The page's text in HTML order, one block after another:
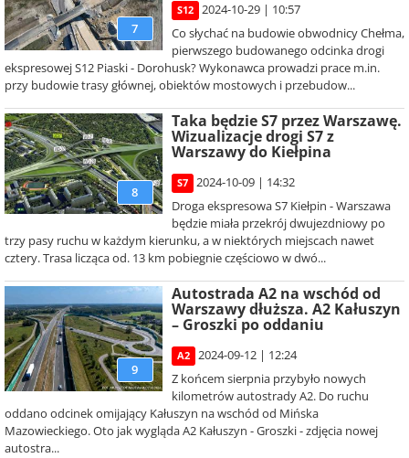
7
S12
2024-10-29 | 10:57
Co słychać na budowie obwodnicy Chełma,
pierwszego budowanego odcinka drogi
ekspresowej S12 Piaski - Dorohusk? Wykonawca prowadzi prace m.in.
przy budowie trasy głównej, obiektów mostowych i przebudow...
8
Taka będzie S7 przez Warszawę.
Wizualizacje drogi S7 z
Warszawy do Kiełpina
S7
2024-10-09 | 14:32
Droga ekspresowa S7 Kiełpin - Warszawa
będzie miała przekrój dwujezdniowy po
trzy pasy ruchu w każdym kierunku, a w niektórych miejscach nawet
cztery. Trasa licząca od. 13 km pobiegnie częściowo w dwó...
9
Autostrada A2 na wschód od
Warszawy dłuższa. A2 Kałuszyn
– Groszki po oddaniu
A2
2024-09-12 | 12:24
Z końcem sierpnia przybyło nowych
kilometrów autostrady A2. Do ruchu
oddano odcinek omijający Kałuszyn na wschód od Mińska
Mazowieckiego. Oto jak wygląda A2 Kałuszyn - Groszki - zdjęcia nowej
autostra...